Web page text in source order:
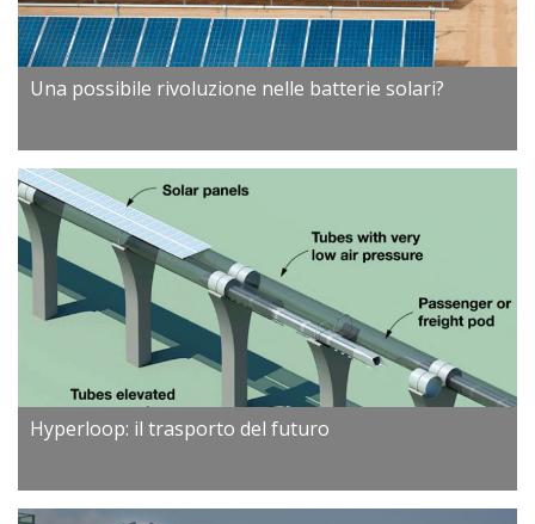
Una possibile rivoluzione nelle batterie solari?
Hyperloop: il trasporto del futuro